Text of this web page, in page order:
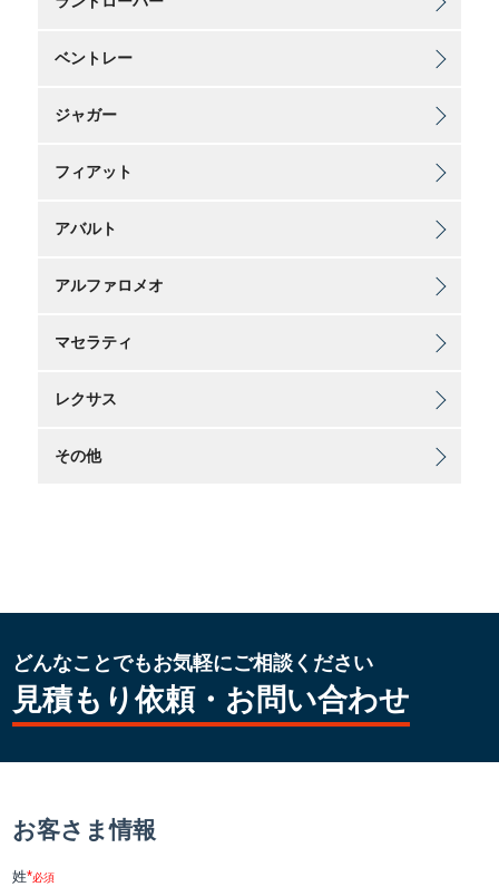
ベントレー
ジャガー
フィアット
アバルト
アルファロメオ
マセラティ
レクサス
その他
どんなことでもお気軽にご相談ください
見積もり依頼・お問い合わせ